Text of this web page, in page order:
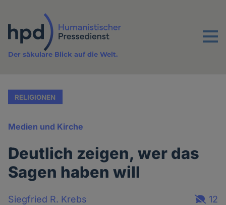
Inhalt
Menu
Der säkulare Blick auf die Welt.
RELIGIONEN
Medien und Kirche
Deutlich zeigen, wer das
Sagen haben will
Siegfried R. Krebs
12